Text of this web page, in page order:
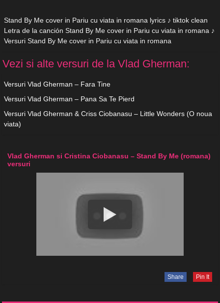
Stand By Me cover in Pariu cu viata in romana lyrics ♪ tiktok clean
Letra de la canción Stand By Me cover in Pariu cu viata in romana ♪
Versuri Stand By Me cover in Pariu cu viata in romana
Vezi si alte versuri de la Vlad Gherman:
Versuri Vlad Gherman – Fara Tine
Versuri Vlad Gherman – Pana Sa Te Pierd
Versuri Vlad Gherman & Criss Ciobanasu – Little Wonders (O noua
viata)
Vlad Gherman si Cristina Ciobanasu – Stand By Me (romana)
versuri
Share Pin It